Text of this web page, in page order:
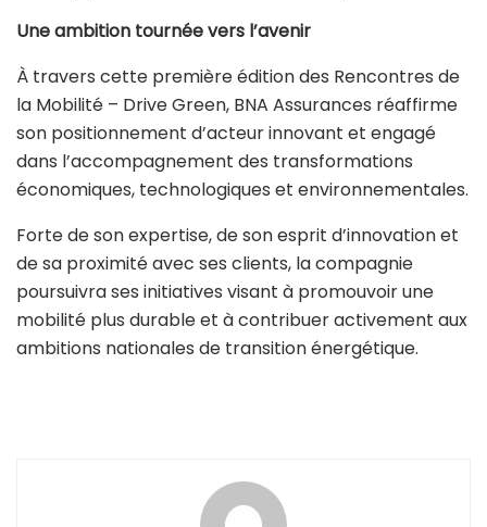
Une ambition tournée vers l’avenir
À travers cette première édition des Rencontres de
la Mobilité – Drive Green, BNA Assurances réaffirme
son positionnement d’acteur innovant et engagé
dans l’accompagnement des transformations
économiques, technologiques et environnementales.
Forte de son expertise, de son esprit d’innovation et
de sa proximité avec ses clients, la compagnie
poursuivra ses initiatives visant à promouvoir une
mobilité plus durable et à contribuer activement aux
ambitions nationales de transition énergétique.